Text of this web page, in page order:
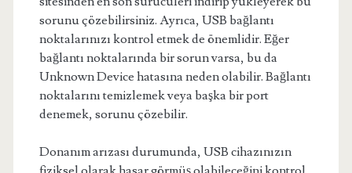
sorunu çözebilirsiniz. Ayrıca, USB bağlantı
noktalarınızı kontrol etmek de önemlidir. Eğer
bağlantı noktalarında bir sorun varsa, bu da
Unknown Device hatasına neden olabilir. Bağlantı
noktalarını temizlemek veya başka bir port
denemek, sorunu çözebilir.
Donanım arızası durumunda, USB cihazınızın